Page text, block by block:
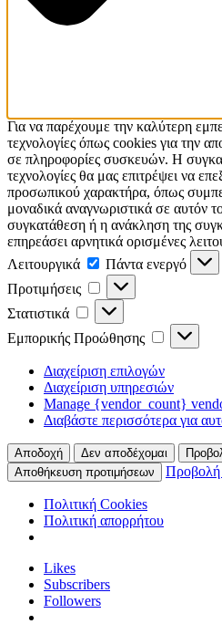
Για να παρέχουμε την καλύτερη
τεχνολογίες όπως cookies για την
σε πληροφορίες συσκευών. Η
τεχνολογίες θα μας επιτρέψει να
προσωπικού χαρακτήρα, όπως
μοναδικά αναγνωριστικά σε αυτόν
συγκατάθεση ή η ανάκληση της
επηρεάσει αρνητικά ορισμένες
Λειτουργικά
Λειτουργικά
Πάντα ενεργό
Προτιμήσεις
Προτιμήσεις
Στατιστικά Στατιστικά
Εμπορικής Προώθησης
Διαχείριση επιλογών
Διαχείριση υπηρεσιών
Manage {vendor_count}
Διαβάστε περισσότερα για
Αποδοχή Δεν αποδέχομαι
Αποθήκευση προτιμήσεων
Προβολή
Πολιτική Cookies
Πολιτική απορρήτου
Likes
Subscribers
Followers